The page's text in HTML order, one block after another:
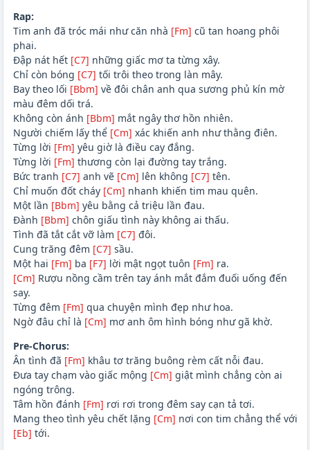
Rap:
Tim anh đã tróc mái như căn nhà [Fm] cũ tan hoang phôi
phai.
Đập nát hết [C7] những giấc mơ ta từng xây.
Chỉ còn bóng [C7] tối trôi theo trong làn mây.
Bay theo lối [Bbm] về đôi chân anh qua sương phủ kín mờ
màu đêm dối trá.
Không còn ánh [Bbm] mắt ngây thơ hồn nhiên.
Người chiếm lấy thể [Cm] xác khiến anh như thằng điên.
Từng lời [Fm] yêu giờ là điều cay đắng.
Từng lời [Fm] thương còn lại đường tay trắng.
Bức tranh [C7] anh vẽ [Cm] lên không [C7] tên.
Chỉ muốn đốt cháy [Cm] nhanh khiến tim mau quên.
Một lần [Bbm] yêu bằng cả triệu lần đau.
Đành [Bbm] chôn giấu tình này không ai thấu.
Tình đã tắt cắt vỡ làm [C7] đôi.
Cung trăng đêm [C7] sầu.
Một hai [Fm] ba [F7] lời mật ngọt tuôn [Fm] ra.
[Cm] Rượu nồng cầm trên tay ánh mắt đắm đuối uống đến
say.
Từng đêm [Fm] qua chuyện mình đẹp như hoa.
Ngờ đâu chỉ là [Cm] mơ anh ôm hình bóng như gã khờ.
Pre-Chorus:
Ân tình đã [Fm] khâu tơ trăng buông rèm cất nỗi đau.
Đưa tay chạm vào giấc mộng [Cm] giật mình chẳng còn ai
ngóng trông.
Tâm hồn đánh [Fm] rơi rơi trong đêm say cạn tả tơi.
Mang theo tình yêu chết lặng [Cm] nơi con tim chẳng thể với
[Eb] tới.